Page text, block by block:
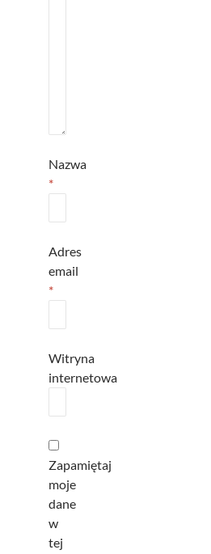
Nazwa
*
Adres
email
*
Witryna
internetowa
Zapamiętaj
moje
dane
w
tej